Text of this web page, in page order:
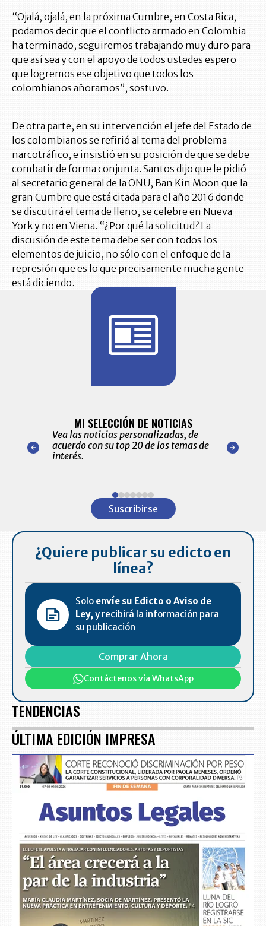
“Ojalá, ojalá, en la próxima Cumbre, en Costa Rica,
podamos decir que el conflicto armado en Colombia
ha terminado, seguiremos trabajando muy duro para
que así sea y con el apoyo de todos ustedes espero
que logremos ese objetivo que todos los
colombianos añoramos”, sostuvo.
De otra parte, en su intervención el jefe del Estado de
los colombianos se refirió al tema del problema
narcotráfico, e insistió en su posición de que se debe
combatir de forma conjunta. Santos dijo que le pidió
al secretario general de la ONU, Ban Kin Moon que la
gran Cumbre que está citada para el año 2016 donde
se discutirá el tema de lleno, se celebre en Nueva
York y no en Viena. “¿Por qué la solicitud? La
discusión de este tema debe ser con todos los
elementos de juicio, no sólo con el enfoque de la
represión que es lo que precisamente mucha gente
está diciendo.
nuestro
para
MI SELECCIÓN DE NOTICIAS
Vea las noticias personalizadas, de
acuerdo con su top 20 de los temas de
interés.
de las
Suscribirse
¿Quiere publicar su edicto en
línea?
Solo envíe su Edicto o Aviso de
Ley,y recibirá la información para
su publicación
Comprar Ahora
Contáctenos vía WhatsApp
TENDENCIAS
ÚLTIMA EDICIÓN IMPRESA